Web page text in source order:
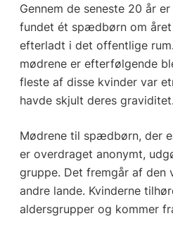
Gennem de seneste 20 år
fundet ét spædbørn om året
efterladt i det offentlige
mødrene er efterfølgende
fleste af disse kvinder var
havde skjult deres graviditet.
Mødrene til spædbørn, der
er overdraget anonymt,
gruppe. Det fremgår af den
andre lande. Kvinderne
aldersgrupper og kommer